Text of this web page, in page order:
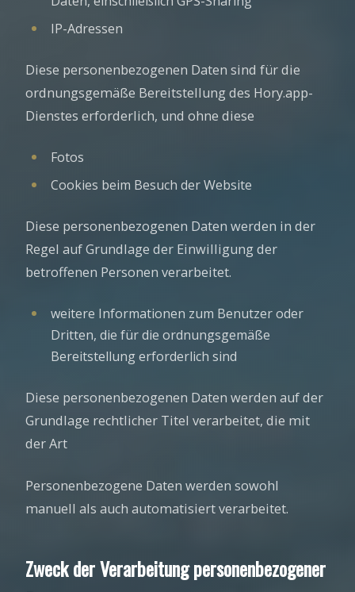
IP-Adressen
Diese personenbezogenen Daten sind für die
ordnungsgemäße Bereitstellung des Hory.app-
Dienstes erforderlich, und ohne diese
Fotos
Cookies beim Besuch der Website
Diese personenbezogenen Daten werden in der
Regel auf Grundlage der Einwilligung der
betroffenen Personen verarbeitet.
weitere Informationen zum Benutzer oder
Dritten, die für die ordnungsgemäße
Bereitstellung erforderlich sind
Diese personenbezogenen Daten werden auf der
Grundlage rechtlicher Titel verarbeitet, die mit
der Art
Personenbezogene Daten werden sowohl
manuell als auch automatisiert verarbeitet.
Zweck der Verarbeitung personenbezogener